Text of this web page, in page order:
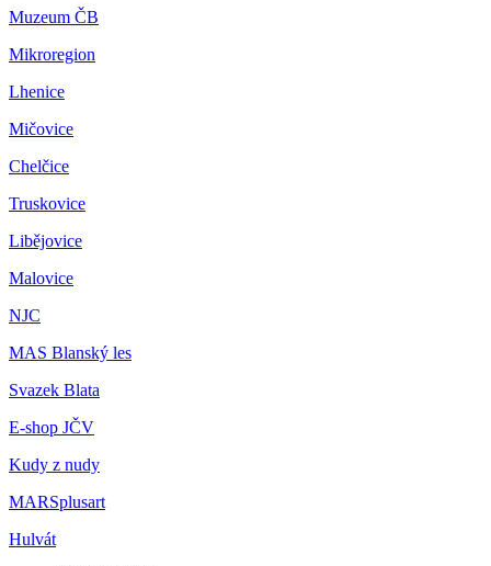
Muzeum ČB
Mikroregion
Lhenice
Mičovice
Chelčice
Truskovice
Libějovice
Malovice
NJC
MAS Blanský les
Svazek Blata
E-shop JČV
Kudy z nudy
MARSplusart
Hulvát